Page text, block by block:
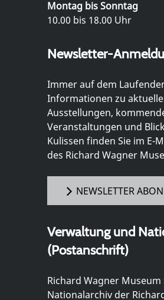
Montag bis Sonntag
10.00 bis 18.00 Uhr
Newsletter-
Immer auf dem
Informationen zu
Ausstellungen,
Veranstaltungen und
Kulissen finden Sie im E-
des Richard Wagner
NEWSLETTER
Verwaltung und
(Postanschrift)
Richard Wagner
Nationalarchiv der